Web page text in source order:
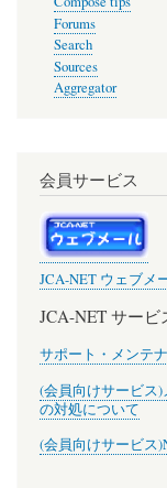
Forums
Search
Sources
Aggregator
会員サービス
JCA-NET ウェブメ
JCA-NET サービ
サポート・メンテ
(会員向けサービス
の対処について
(会員向けサービス